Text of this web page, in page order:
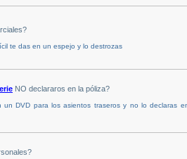
te das en un espejo y lo destrozas
NO declararos en la póliza?
un DVD para los asientos traseros y no lo declaras